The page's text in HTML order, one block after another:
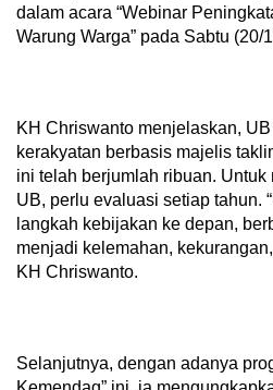
dalam acara “Webinar
Warung Warga” pada Sabtu (20/
KH Chriswanto menjelaskan,
kerakyatan berbasis majelis
ini telah berjumlah ribuan.
UB, perlu evaluasi setiap tahun.
langkah kebijakan ke depan,
menjadi kelemahan,
KH Chriswanto.
Selanjutnya, dengan adanya